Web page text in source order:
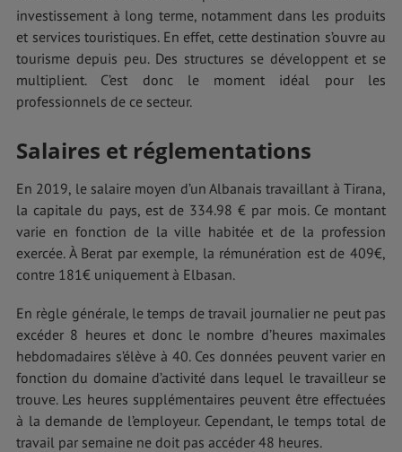
investissement à long terme, notamment dans les produits
et services touristiques. En effet, cette destination s’ouvre au
tourisme depuis peu. Des structures se développent et se
multiplient. C’est donc le moment idéal pour les
professionnels de ce secteur.
Salaires et réglementations
En 2019, le salaire moyen d’un Albanais travaillant à Tirana,
la capitale du pays, est de 334.98 € par mois. Ce montant
varie en fonction de la ville habitée et de la profession
exercée. À Berat par exemple, la rémunération est de 409€,
contre 181€ uniquement à Elbasan.
En règle générale, le temps de travail journalier ne peut pas
excéder 8 heures et donc le nombre d’heures maximales
hebdomadaires s’élève à 40. Ces données peuvent varier en
fonction du domaine d’activité dans lequel le travailleur se
trouve. Les heures supplémentaires peuvent être effectuées
à la demande de l’employeur. Cependant, le temps total de
travail par semaine ne doit pas accéder 48 heures.